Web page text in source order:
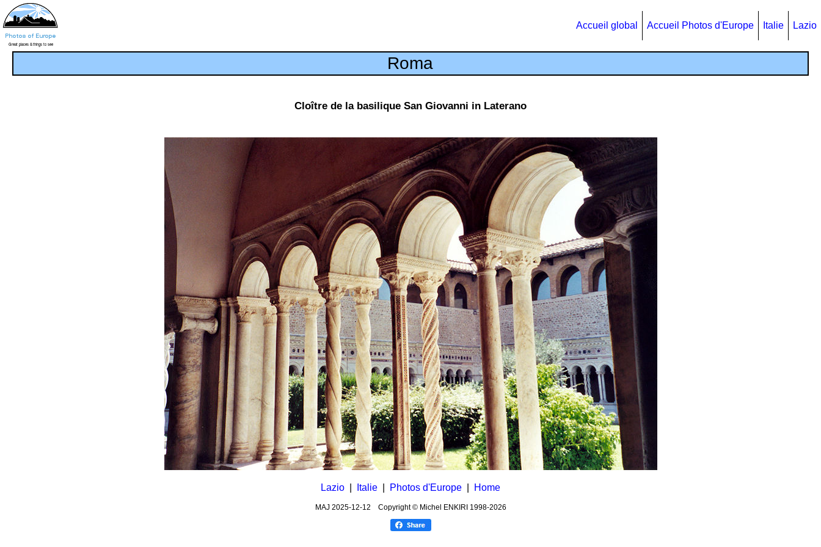
Accueil global Accueil Photos d'Europe Italie Lazio
Roma
Cloître de la basilique San Giovanni in Laterano
Lazio Italie Photos d'Europe Home
MAJ 2025-12-12 Copyright © Michel ENKIRI 1998-2026